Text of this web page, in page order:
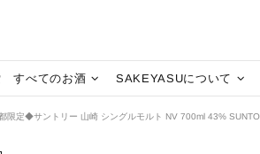
すべてのお酒 SAKEYASUについて
限定◆サントリー 山崎 シングルモルト NV 700ml 43%